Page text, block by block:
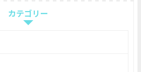
カテゴリー